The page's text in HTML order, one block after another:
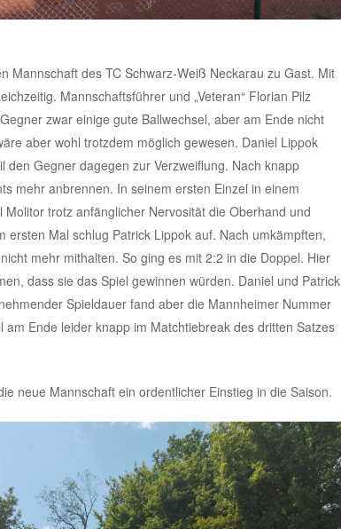
Mannschaft des TC Schwarz-Weiß Neckarau zu Gast. Mit
Mannschaftsführer und „Veteran“ Florian Pilz
zwar einige gute Ballwechsel, aber am Ende nicht
aber wohl trotzdem möglich gewesen. Daniel Lippok
Gegner dagegen zur Verzweiflung. Nach knapp
mehr anbrennen. In seinem ersten Einzel in einem
trotz anfänglicher Nervosität die Oberhand und
Mal schlug Patrick Lippok auf. Nach umkämpften,
mehr mithalten. So ging es mit 2:2 in die Doppel. Hier
dass sie das Spiel gewinnen würden. Daniel und Patrick
Spieldauer fand aber die Mannheimer Nummer
Ende leider knapp im Matchtiebreak des dritten Satzes
neue Mannschaft ein ordentlicher Einstieg in die Saison.